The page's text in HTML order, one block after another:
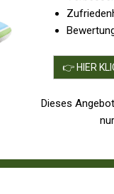
👉 HIER
Dieses